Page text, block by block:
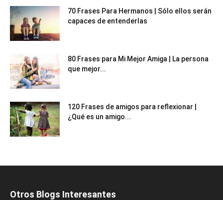
70 Frases Para Hermanos | Sólo ellos serán
capaces de entenderlas
80 Frases para Mi Mejor Amiga | La persona
que mejor...
120 Frases de amigos para reflexionar |
¿Qué es un amigo...
Otros Blogs Interesantes